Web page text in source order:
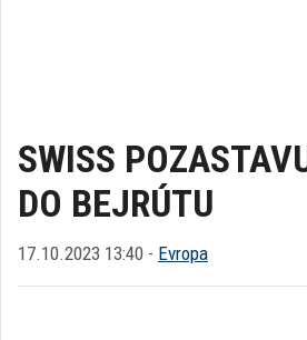
SWISS
DO BEJRÚTU
17.10.2023 13:40 - Evropa